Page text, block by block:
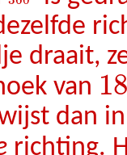
draait,
van
dan in
richting.